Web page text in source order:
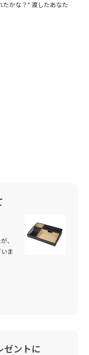
たかな？" 渡したあなた
、
ま
ゼントに